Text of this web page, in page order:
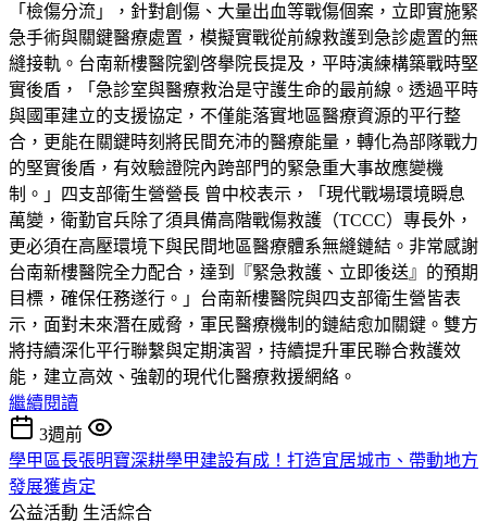
「檢傷分流」，針對創傷、大量出血等戰傷個案，立即實施緊
急手術與關鍵醫療處置，模擬實戰從前線救護到急診處置的無
縫接軌。台南新樓醫院劉啓擧院長提及，平時演練構築戰時堅
實後盾，「急診室與醫療救治是守護生命的最前線。透過平時
與國軍建立的支援協定，不僅能落實地區醫療資源的平行整
合，更能在關鍵時刻將民間充沛的醫療能量，轉化為部隊戰力
的堅實後盾，有效驗證院內跨部門的緊急重大事故應變機
制。」四支部衛生營營長 曾中校表示，「現代戰場環境瞬息
萬變，衛勤官兵除了須具備高階戰傷救護（TCCC）專長外，
更必須在高壓環境下與民間地區醫療體系無縫鏈結。非常感謝
台南新樓醫院全力配合，達到『緊急救護、立即後送』的預期
目標，確保任務遂行。」台南新樓醫院與四支部衛生營皆表
示，面對未來潛在威脅，軍民醫療機制的鏈結愈加關鍵。雙方
將持續深化平行聯繫與定期演習，持續提升軍民聯合救護效
能，建立高效、強韌的現代化醫療救援網絡。
繼續閱讀
3週前
學甲區長張明寶深耕學甲建設有成！打造宜居城市、帶動地方
發展獲肯定
公益活動 生活綜合